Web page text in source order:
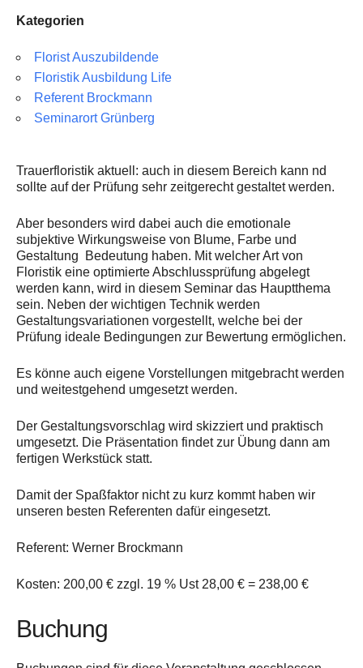
Buchungen
Lehrgänge
Floristmeisterlehrgäng der GBF in Grünberg und in
Floristmeisterlehrgänge in Grünberg und Köln finden
Floristlehrgang mit IHK-Prüfung in Köln
flowerARTinternational
Buchungen
Wir über uns
Über uns
Unsere Philosophie
Partner und Empfehlungen
Kategorien
Florist Auszubildende
Floristik Ausbildung Life
Referent Brockmann
Seminarort Grünberg
Trauerfloristik aktuell: auch in diesem Bereich kann nd
sollte auf der Prüfung sehr zeitgerecht gestaltet werden.
Aber besonders wird dabei auch die emotionale
subjektive Wirkungsweise von Blume, Farbe und
Gestaltung Bedeutung haben. Mit welcher Art von
Floristik eine optimierte Abschlussprüfung abgelegt
werden kann, wird in diesem Seminar das Hauptthema
sein. Neben der wichtigen Technik werden
Gestaltungsvariationen vorgestellt, welche bei der
Prüfung ideale Bedingungen zur Bewertung ermöglichen.
Es könne auch eigene Vorstellungen mitgebracht werden
und weitestgehend umgesetzt werden.
Der Gestaltungsvorschlag wird skizziert und praktisch
umgesetzt. Die Präsentation findet zur Übung dann am
fertigen Werkstück statt.
Damit der Spaßfaktor nicht zu kurz kommt haben wir
unseren besten Referenten dafür eingesetzt.
Referent: Werner Brockmann
Kosten: 200,00 € zzgl. 19 % Ust 28,00 € = 238,00 €
Buchung